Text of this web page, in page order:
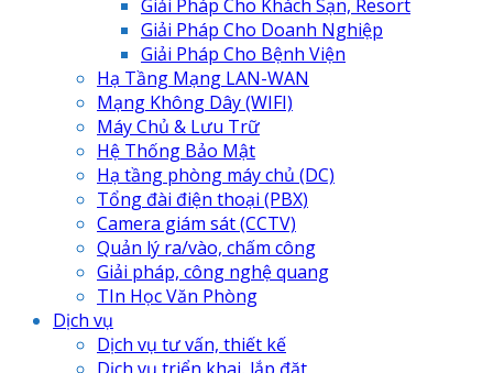
Giải Pháp Cho Khách Sạn, Resort
Giải Pháp Cho Doanh Nghiệp
Giải Pháp Cho Bệnh Viện
Hạ Tầng Mạng LAN-WAN
Mạng Không Dây (WIFI)
Máy Chủ & Lưu Trữ
Hệ Thống Bảo Mật
Hạ tầng phòng máy chủ (DC)
Tổng đài điện thoại (PBX)
Camera giám sát (CCTV)
Quản lý ra/vào, chấm công
Giải pháp, công nghệ quang
TIn Học Văn Phòng
Dịch vụ
Dịch vụ tư vấn, thiết kế